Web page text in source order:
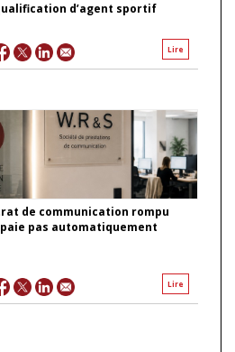
d’agent sportif
Lire
de communication rompu
pas automatiquement
Lire